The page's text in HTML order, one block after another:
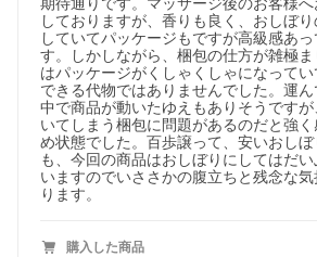
期待通りです。マッサージ後のお客様
しておりますが、香りも良く、おしぼ
していてパッケージもですが高級感あ
す。しかしながら、梱包の仕方が雑極
はパッケージがくしゃくしゃになって
できる代物ではありませんでした。運
中で商品が動いたゆえもありそうです
いてしまう梱包に問題があるのだと強
め状態でした。百歩譲って、安いおし
も、今回の商品はおしぼりにしてはだ
いますのでいささかの腹立ちと残念な
ります。
購入した商品